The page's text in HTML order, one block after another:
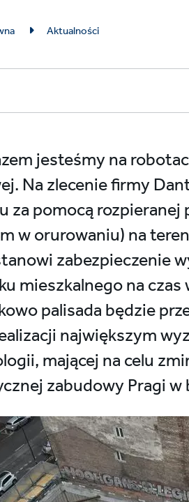
Aktualności
jesteśmy na
Na zlecenie firmy
za pomocą
w orurowaniu) na
zabezpieczenie
mieszkalnego na
palisada będzie
największym
mającej na celu
zabudowy Pragi